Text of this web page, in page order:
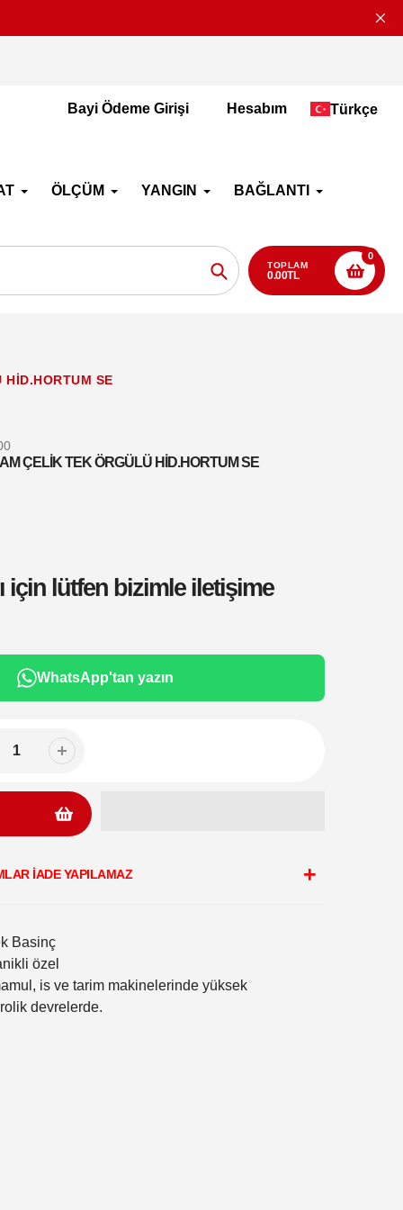
2-4 İş Günü
Bayi Ödeme Girişi Hesabım Türkçe
ÖLÇÜM YANGIN
BAĞLANTI
Aramak
TOPLAM
0.00TL
0
HİD.HORTUM SE
ÇELİK TEK ÖRGÜLÜ HİD.HORTUM SE
için lütfen bizimle iletişime
WhatsApp'tan yazın
İADE YAPILAMAZ
Basinç
özel
is ve tarim makinelerinde yüksek
devrelerde.